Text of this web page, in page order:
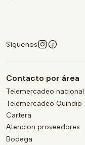
Marca: FARMIONI
Registro
Elige TRAMADOL
tratamiento seguro y
Síguenos
Contacto por área
Telemercadeo nacional
Telemercadeo Quindio
Cartera
Atencion proveedores
Bodega